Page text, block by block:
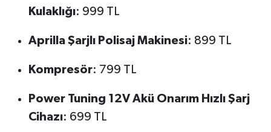
Kulaklığı: 999 TL
Aprilla Şarjlı Polisaj Makinesi: 899 TL
Kompresör: 799 TL
Power Tuning 12V Akü Onarım Hızlı Şarj
Cihazı: 699 TL